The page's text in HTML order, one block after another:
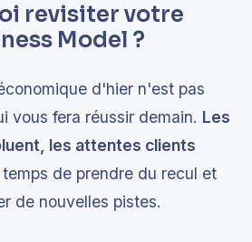
revisiter votre
Model ?
d'hier n'est pas
vous fera réussir demain. Les
les attentes clients
de prendre du recul et
de nouvelles pistes.